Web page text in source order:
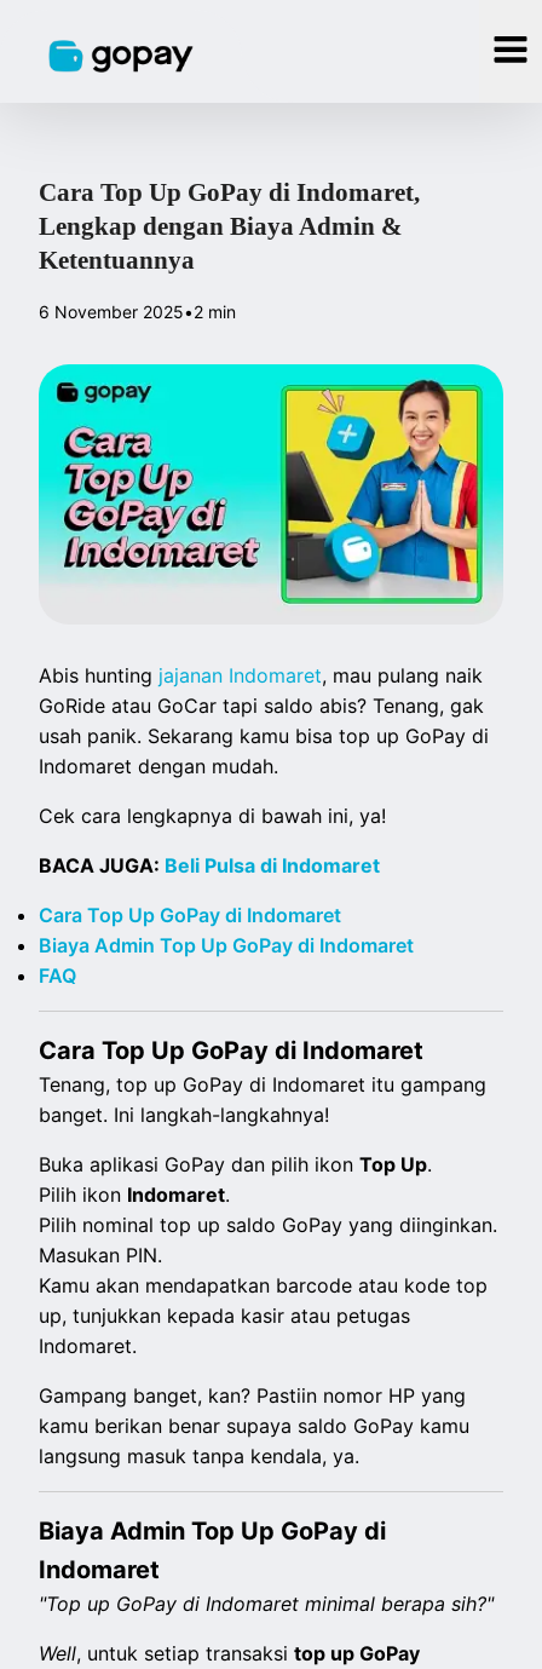
Cara Top Up GoPay di Indomaret,
Lengkap dengan Biaya Admin &
Ketentuannya
6 November 2025•2 min
Abis hunting jajanan Indomaret, mau pulang naik
GoRide atau GoCar tapi saldo abis? Tenang, gak
usah panik. Sekarang kamu bisa top up GoPay di
Indomaret dengan mudah.
Cek cara lengkapnya di bawah ini, ya!
BACA JUGA: Beli Pulsa di Indomaret
Cara Top Up GoPay di Indomaret
Biaya Admin Top Up GoPay di Indomaret
FAQ
Cara Top Up GoPay di Indomaret
Tenang, top up GoPay di Indomaret itu gampang
banget. Ini langkah-langkahnya!
Buka aplikasi GoPay dan pilih ikonTop Up.
Pilih ikon Indomaret.
Pilih nominal top up saldo GoPay yang diinginkan.
Masukan PIN.
Kamu akan mendapatkan barcode atau kode top
up, tunjukkan kepada kasir atau petugas
Indomaret.
Gampang banget, kan? Pastiin nomor HP yang
kamu berikan benar supaya saldo GoPay kamu
langsung masuk tanpa kendala, ya.
Biaya Admin Top Up GoPay di
Indomaret
"Top up GoPay di Indomaret minimal berapa sih?"
Well, untuk setiap transaksitop up GoPay